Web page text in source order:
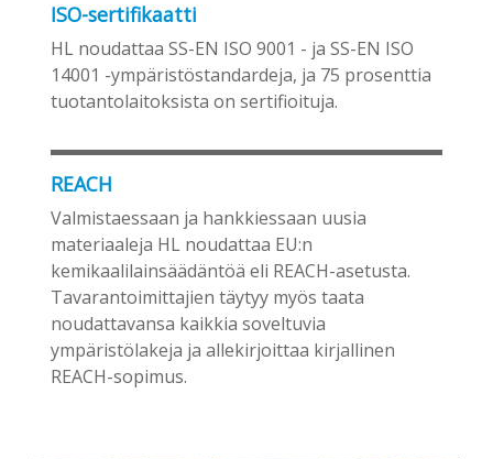
ISO-sertifikaatti
HL noudattaa SS-EN ISO 9001 - ja SS-EN ISO
14001 -ympäristöstandardeja, ja 75 prosenttia
tuotantolaitoksista on sertifioituja.
REACH
Valmistaessaan ja hankkiessaan uusia
materiaaleja HL noudattaa EU:n
kemikaalilainsäädäntöä eli REACH-asetusta.
Tavarantoimittajien täytyy myös taata
noudattavansa kaikkia soveltuvia
ympäristölakeja ja allekirjoittaa kirjallinen
REACH-sopimus.